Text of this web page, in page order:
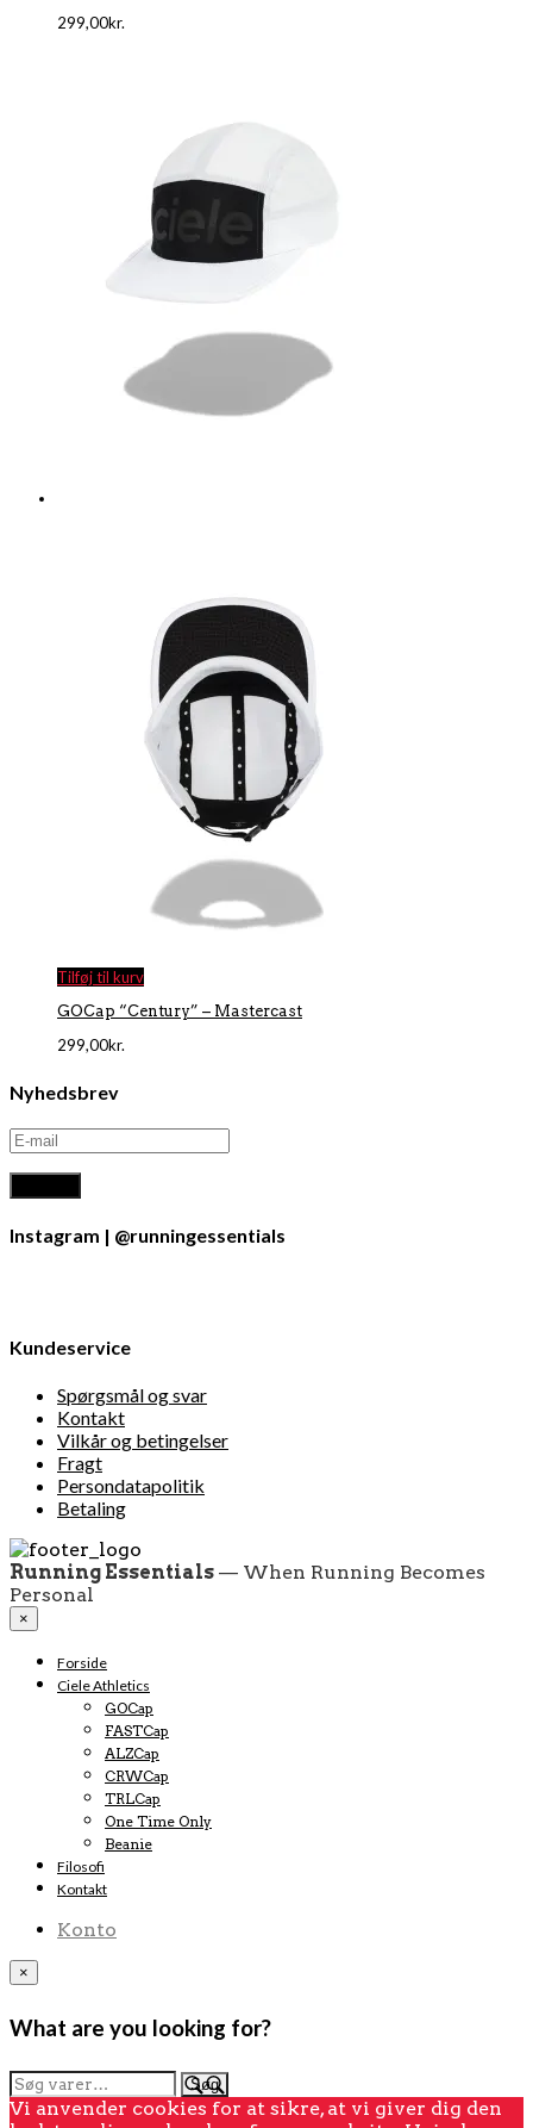
299,00kr.
Tilføj til kurv
GOCap “Century” – Mastercast
299,00kr.
Nyhedsbrev
Instagram | @runningessentials
Kundeservice
Spørgsmål og svar
Kontakt
Vilkår og betingelser
Fragt
Persondatapolitik
Betaling
Running Essentials — When Running Becomes
Personal
×
Forside
Ciele Athletics
GOCap
FASTCap
ALZCap
CRWCap
TRLCap
One Time Only
Beanie
Filosofi
Kontakt
Konto
×
What are you looking for?
Søg
efter:
Søg
Vi anvender cookies for at sikre, at vi giver dig den